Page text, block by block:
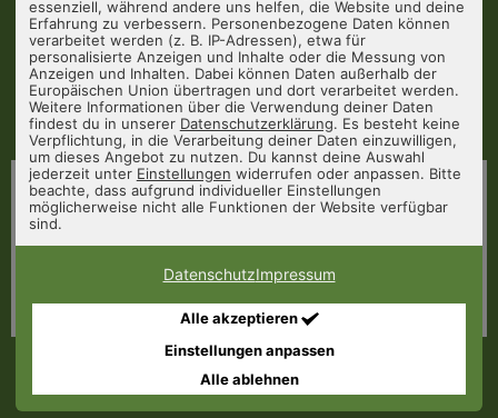
Auswahlverfahren Bundeswehr
Bewerbung, Vorstellungsgespräch, Einstellungstest, Sporttest, Assessment
Center
350 Seiten • ISBN 978-3-95624-098-0
In den Warenkorb
essenziell, während andere uns helfen, die Website und deine
Erfahrung zu verbessern. Personenbezogene Daten können
verarbeitet werden (z. B. IP-Adressen), etwa für
personalisierte Anzeigen und Inhalte oder die Messung von
Anzeigen und Inhalten. Dabei können Daten außerhalb der
Europäischen Union übertragen und dort verarbeitet werden.
Weitere Informationen über die Verwendung deiner Daten
findest du in unserer Datenschutzerklärung. Es besteht keine
Verpflichtung, in die Verarbeitung deiner Daten einzuwilligen,
um dieses Angebot zu nutzen. Du kannst deine Auswahl
jederzeit unter Einstellungen widerrufen oder anpassen. Bitte
beachte, dass aufgrund individueller Einstellungen
möglicherweise nicht alle Funktionen der Website verfügbar
sind.
DatenschutzImpressum
Alle akzeptieren
Einstellungen anpassen
Alle ablehnen